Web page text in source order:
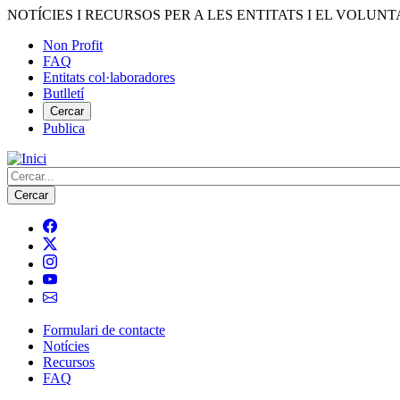
Vés
contingut
NOTÍCIES I RECURSOS PER A LES ENTITATS I EL
Menú
del
compte
d'usuari
Non Profit
FAQ
Entitats col·laboradores
Butlletí
Cercar
Publica
Cerca
Navegació
principal
Formulari de contacte
Notícies
Recursos
FAQ